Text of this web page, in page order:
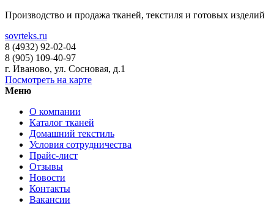
Производство и продажа тканей, текстиля и готовых изделий
sovrteks.ru
8 (4932) 92-02-04
8 (905) 109-40-97
г. Иваново, ул. Сосновая, д.1
Посмотреть на карте
Меню
О компании
Каталог тканей
Домашний текстиль
Условия сотрудничества
Прайс-лист
Отзывы
Новости
Контакты
Вакансии